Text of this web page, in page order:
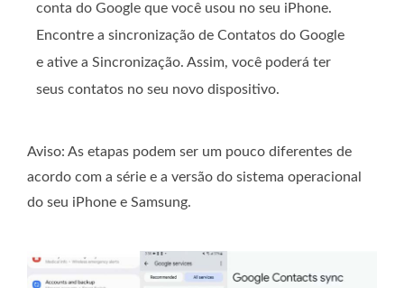
conta do Google que você usou no seu iPhone.
Encontre a sincronização de Contatos do Google
e ative a Sincronização. Assim, você poderá ter
seus contatos no seu novo dispositivo.
Aviso: As etapas podem ser um pouco diferentes de
acordo com a série e a versão do sistema operacional
do seu iPhone e Samsung.